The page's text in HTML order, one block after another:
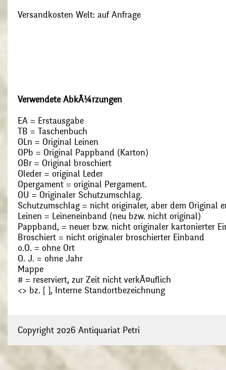
Versandkosten Welt: auf Anfrage
Verwendete AbkÃ¼rzungen
EA = Erstausgabe
TB = Taschenbuch
OLn = Original Leinen
OPb = Original Pappband (Karton)
OBr = Original broschiert
Oleder = original Leder
Opergament = original Pergament.
OU = Originaler Schutzumschlag.
Schutzumschlag = nicht originaler, aber dem Original
Leinen = Leineneinband (neu bzw. nicht original)
Pappband, = neuer bzw. nicht originaler kartonierter
Broschiert = nicht originaler broschierter Einband
o.O. = ohne Ort
O. J. = ohne Jahr
Mappe
# = reserviert, zur Zeit nicht verkÃ¤uflich
<> bz. [ ], Interne Standortbezeichnung
Copyright 2026 Antiquariat Petri